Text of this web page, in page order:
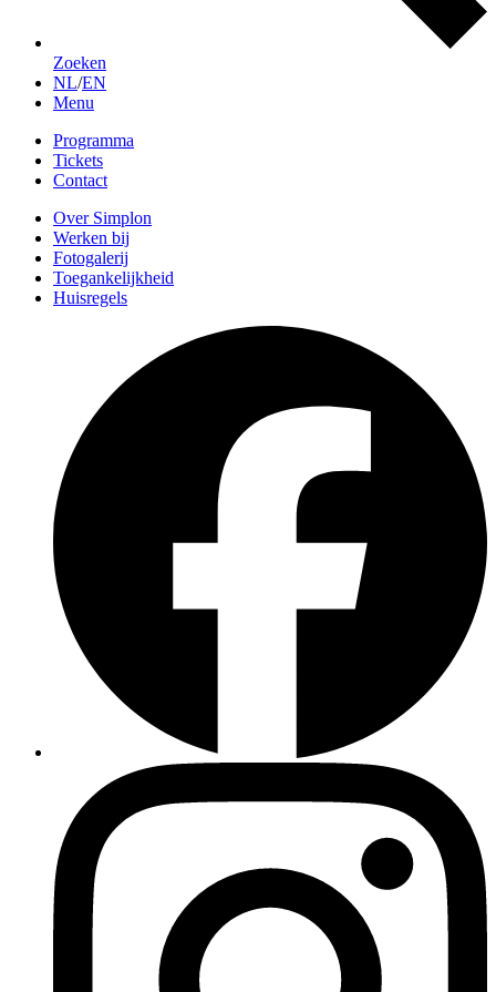
Zoeken
NL/EN
Menu
Programma
Tickets
Contact
Over Simplon
Werken bij
Fotogalerij
Toegankelijkheid
Huisregels